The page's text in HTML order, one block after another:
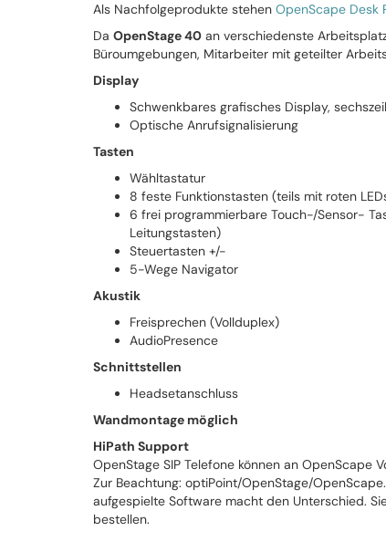
Als Nachfolgeprodukte stehen OpenScape
Da OpenStage 40 an verschiedenste
Büroumgebungen, Mitarbeiter mit geteilter
Display
Schwenkbares grafisches Display,
Optische Anrufsignalisierung
Tasten
Wähltastatur
8 feste Funktionstasten (teils mit roten
6 frei programmierbare Touch-/Sensor-
Leitungstasten)
Steuertasten +/-
5-Wege Navigator
Akustik
Freisprechen (Vollduplex)
AudioPresence
Schnittstellen
Headsetanschluss
Wandmontage möglich
HiPath Support
OpenStage SIP Telefone können an OpenScape
Zur Beachtung: optiPoint/OpenStage/
aufgespielte Software macht den Unterschied.
bestellen.